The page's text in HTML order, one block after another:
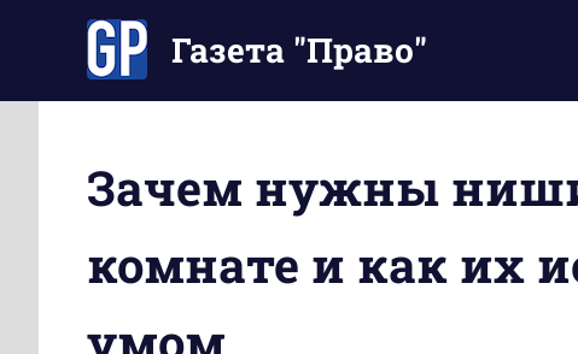
содержимому
Газета "Право"
Ваше
время
Зачем нужны
комнате и как их